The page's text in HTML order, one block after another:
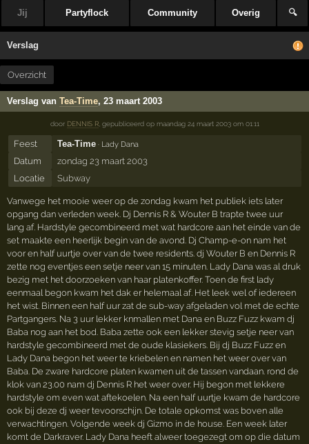
Jij Partyflock Community Overig 🔍
Verslag
Overzicht
Verslag vanTea-Time, 23 maart 2003
door DENNIS R, gepubliceerd op maandag 24 maart 2003 om 01:11
Feest Tea-Time · Lady Dana
Datum
zondag 23 maart 2003
Locatie
Subway
Vanwege het mooie weer op de zondag kwam het publiek iets later
opgang dan verleden week. Dj Dennis R & Wouter B trapte twee uur
lang af. Hardstyle gecombineerd met wat hardcore aan het einde van de
set maakte een heerlijk begin van de avond. Dj Champ-e-on nam het
voor en half uurtje over van de twee residents. dj Wouter B en Dennis R
zette nog eventjes een setje neer van 15 minuten. Lady Dana was al druk
bezig met het doorzoeken van haar platenkoffer. Toen de first lady
eenmaal begon kwam het dak er helemaal af. Het leek wel of iedereen
het wist. Binnen een half uur zat de sub-way afgeladen vol met de echte
Partgangers. Na 3 uur lekker knmallen met Dana en Buzz Fuzz kwam dj
Baba nog aan het bod. Baba zette ook een lekker stevig setje neer van
hardstyle gecombineerd met de oude klasiekers. Bij dj Buzz Fuzz en
Lady Dana begon het weer te kriebelen en namen het weer over van
Baba. De zware hardcore platen kwamen uit de tassen vandaan. rond de
klok van 23.00 nam dj Dennis R het weer over. Hij begon met lekkere
hardstyle om even wat aftekoelen. Na een half uurtje kwam de hardcore
ook bij deze dj weer tevoorschijn. De totale opkomst was boven alle
verwachtingen. Volgende week dj Gizmo in de house. Een week later
komt de Darkraver. Lady Dana heeft alweer toegezegt om op die datum